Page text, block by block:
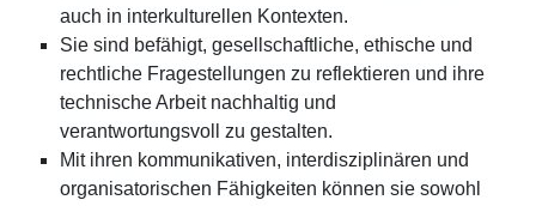
auch in interkulturellen Kontexten.
Sie sind befähigt, gesellschaftliche, ethische und
rechtliche Fragestellungen zu reflektieren und ihre
technische Arbeit nachhaltig und
verantwortungsvoll zu gestalten.
Mit ihren kommunikativen, interdisziplinären und
organisatorischen Fähigkeiten können sie sowohl